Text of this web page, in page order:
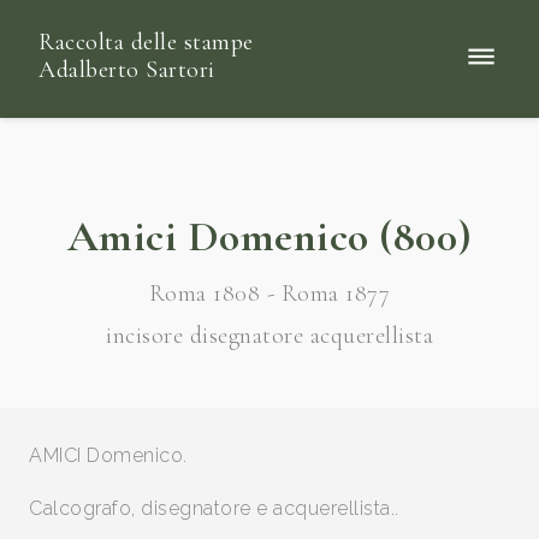
Raccolta delle stampe
Adalberto Sartori
Amici Domenico (800)
Roma 1808 - Roma 1877
incisore disegnatore acquerellista
AMICI Domenico.
Calcografo, disegnatore e acquerellista..